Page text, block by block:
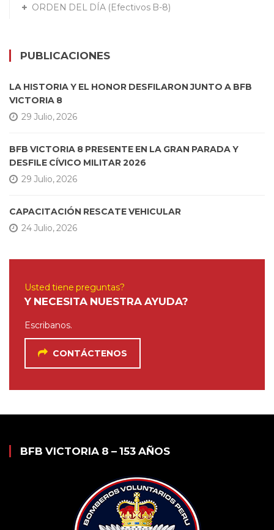
ORDEN DEL DÍA (Efectivos B-8)
PUBLICACIONES
LA HISTORIA Y EL HONOR DESFILARON JUNTO A BFB
VICTORIA 8
29 Julio, 2026
BFB VICTORIA 8 PRESENTE EN LA GRAN PARADA Y
DESFILE CÍVICO MILITAR 2026
29 Julio, 2026
CAPACITACIÓN RESCATE VEHICULAR
24 Julio, 2026
Usted tiene preguntas?
Y NECESITA NUESTRA AYUDA?
Escribanos.
CONTÁCTENOS
BFB VICTORIA 8 – 153 AÑOS